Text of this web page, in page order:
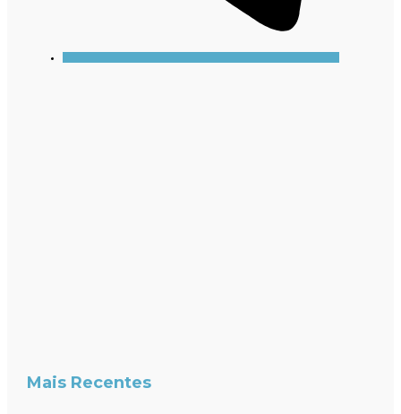
Mais Recentes